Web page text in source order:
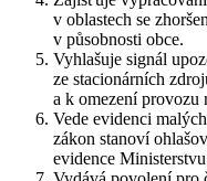
v oblastech se
v působnosti obce.
Vyhlašuje signál
ze stacionárních
a k omezení
Vede evidenci
zákon stanoví
evidence